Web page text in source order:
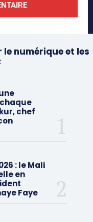
numérique et les
chef
: le Mali
en
Faye